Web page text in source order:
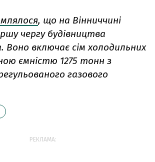
, що на Вінниччині
чергу будівництва
Воно включає сім холодильних
ємністю 1275 тонн з
газового
РЕКЛАМА: